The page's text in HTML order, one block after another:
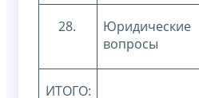
28.
Юридические
вопросы
ИТОГО: